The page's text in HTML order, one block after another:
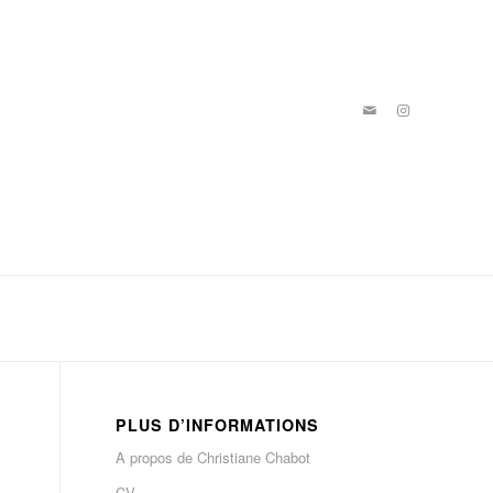
PLUS D’INFORMATIONS
A propos de Christiane Chabot